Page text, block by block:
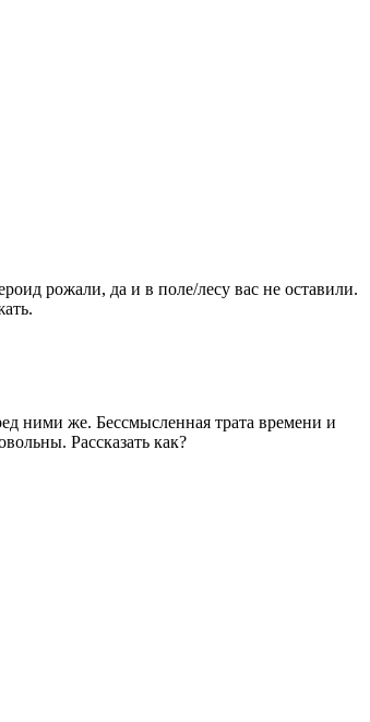
рожали, да и в поле/лесу вас не оставили.
ними же. Бессмысленная трата времени и
Рассказать как?